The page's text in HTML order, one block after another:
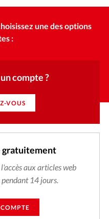
une des options
:
compte ?
VOUS
gratuitement
aux articles web
14 jours.